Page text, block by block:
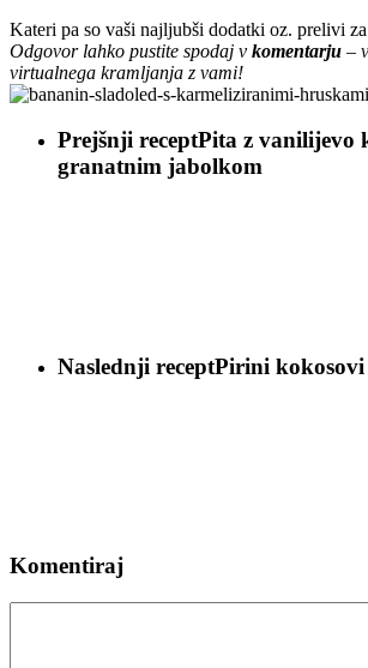
Kateri pa so vaši najljubši dodatki oz. prelivi
Odgovor lahko pustite spodaj v komentarju –
virtualnega kramljanja z vami!
Prejšnji receptPita z vanilijevo
granatnim jabolkom
Naslednji receptPirini
Komentiraj